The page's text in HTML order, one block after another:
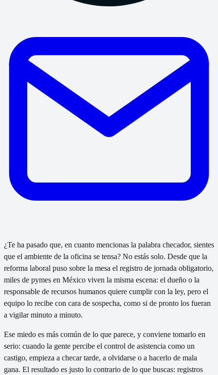
¿Te ha pasado que, en cuanto mencionas la palabra checador, sientes
que el ambiente de la oficina se tensa? No estás solo. Desde que la
reforma laboral puso sobre la mesa el registro de jornada obligatorio,
miles de pymes en México viven la misma escena: el dueño o la
responsable de recursos humanos quiere cumplir con la ley, pero el
equipo lo recibe con cara de sospecha, como si de pronto los fueran
a vigilar minuto a minuto.
Ese miedo es más común de lo que parece, y conviene tomarlo en
serio: cuando la gente percibe el control de asistencia como un
castigo, empieza a checar tarde, a olvidarse o a hacerlo de mala
gana. El resultado es justo lo contrario de lo que buscas: registros